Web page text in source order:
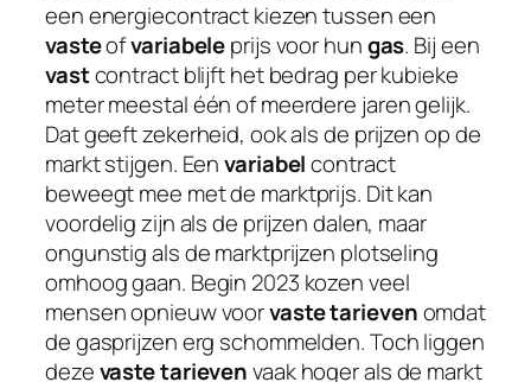
een energiecontract kiezen tussen een
vasteofvariabeleprijs voor hungas. Bij een
vastcontract blijft het bedrag per kubieke
meter meestal één of meerdere jaren gelijk.
Dat geeft zekerheid, ook als de prijzen op de
markt stijgen. Eenvariabelcontract
beweegt mee met de marktprijs. Dit kan
voordelig zijn als de prijzen dalen, maar
ongunstig als de marktprijzen plotseling
omhoog gaan. Begin 2023 kozen veel
mensen opnieuw voorvaste tarievenomdat
de gasprijzen erg schommelden. Toch liggen
dezevaste tarievenvaak hoger als de markt